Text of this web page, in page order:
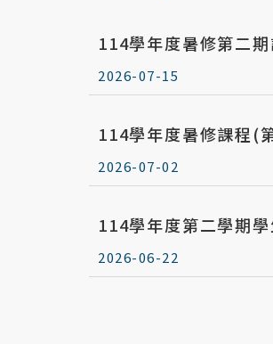
114學年度暑修第二
2026-07-15
114學年度暑修課程(
2026-07-02
114學年度第二學期
2026-06-22